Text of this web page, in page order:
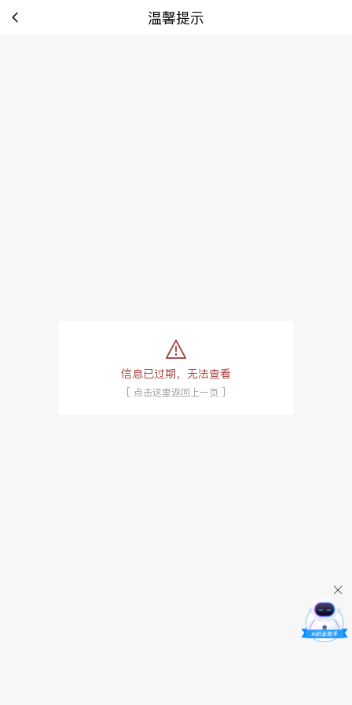
温馨提示
tip:
信息已过期，无法查看
[ 点击这里返回上一页 ]